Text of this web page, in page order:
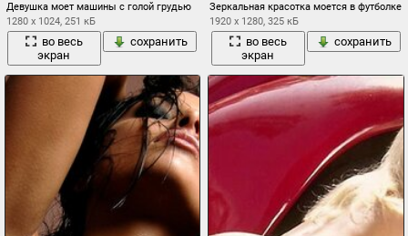
Девушка моет машины с голой грудью
1280 x 1024, 251 кБ
во весь
экран
сохранить
Зеркальная красотка моется в футболке
1920 x 1280, 325 кБ
во весь
экран
сохранить